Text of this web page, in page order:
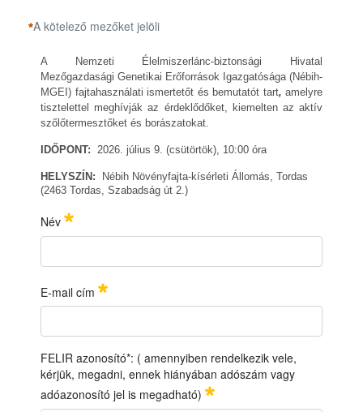
A kötelező mezőket jelöli
A Nemzeti Élelmiszerlánc-biztonsági Hivatal
Mezőgazdasági Genetikai Erőforrások Igazgatósága (Nébih-
MGEI) fajtahasználati ismertetőt és bemutatót tart, amelyre
tisztelettel meghívják az érdeklődőket, kiemelten az aktív
szőlőtermesztőket és borászatokat.
IDŐPONT: 2026. július 9. (csütörtök), 10:00 óra
HELYSZÍN:
Nébih Növényfajta-kísérleti Állomás, Tordas
(2463 Tordas, Szabadság út 2.)
A Nemzeti Élelmiszerlánc-biztonsági Hivatal Mezőgazdasági
Név
E-mail cím
FELIR azonosító*: ( amennyiben rendelkezik vele,
kérjük, megadni, ennek hiányában adószám vagy
adóazonosító jel is megadható)